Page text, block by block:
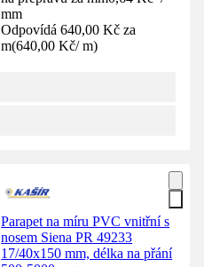
mm
Odpovídá 640,00 Kč za
m(640,00 Kč/ m)
Parapet na míru PVC vnitřní s
nosem Siena PR 49233
17/40x150 mm, délka na přání